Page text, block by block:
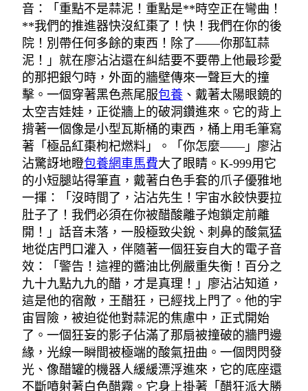
音：「重點不是蒜泥！重點是**時空正在彎曲！
**我們的推進器快沒紅棗了！快！我們在你的後
院！別帶任何多餘的東西！除了——你那缸蒜
泥！」就在廖沾沾還在糾結要不要帶上他最珍愛
的那把銀勺時，外面的牆壁傳來一聲巨大的撞
擊。一個穿著黑色燕尾服包養 、戴著太陽眼鏡的
太空吉娃娃，正從牆上的破洞鑽進來。它的背上
揹著一個像是小型瓦斯桶的東西，桶上用毛筆寫
著「極品紅棗枸杞燃料」。「你怎麼——」廖沾
沾驚訝地瞪包養網車馬費大了眼睛。K-999用它
的小短腿站得筆直，戴著白色手套的爪子優雅地
一揮：「沒時間了，沾沾先生！宇宙水餃快要拉
肚子了！我們必須在你被醋酸離子炮鎖定前離
開！」話音未落，一股極致尖銳、刺鼻的酸氣猛
地從店門口灌入，伴隨著一個狂妄自大的電子音
效：「警告！這裡的醬油比例嚴重失衡！百分之
九十九點九九的醋，才是真理！」廖沾沾知道，
這是他的宿敵，王醋狂，已經找上門了。他的宇
宙冒險，被迫從他對蒜泥的焦慮中，正式開始
了。一個狂妄的影子佔滿了那扇被撞破的牆門邊
緣，光線一瞬間被極端的酸氣扭曲。一個閃閃發
光、像醋罐的機器人緩緩漂浮進來，它的底座還
不斷噴射著白色醋霧。它身上掛著「醋狂派大勝